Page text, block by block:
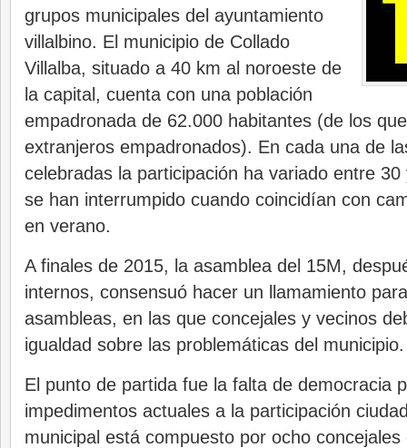
grupos municipales del ayuntamiento
villalbino. El municipio de Collado
Villalba, situado a 40 km al noroeste de
la capital, cuenta con una población
empadronada de 62.000 habitantes (de los
extranjeros empadronados). En cada una de
celebradas la participación ha variado entre
se han interrumpido cuando coincidían con
en verano.
A finales de 2015, la asamblea del 15M,
internos, consensuó hacer un llamamiento
asambleas, en las que concejales y vecinos
igualdad sobre las problemáticas del municipio.
El punto de partida fue la falta de democracia
impedimentos actuales a la participación
municipal está compuesto por ocho concejales